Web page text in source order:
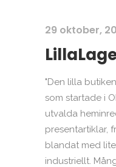
29 oktober,
"Den lilla
som startade i
utvalda
presentartiklar,
blandat med
industriellt.